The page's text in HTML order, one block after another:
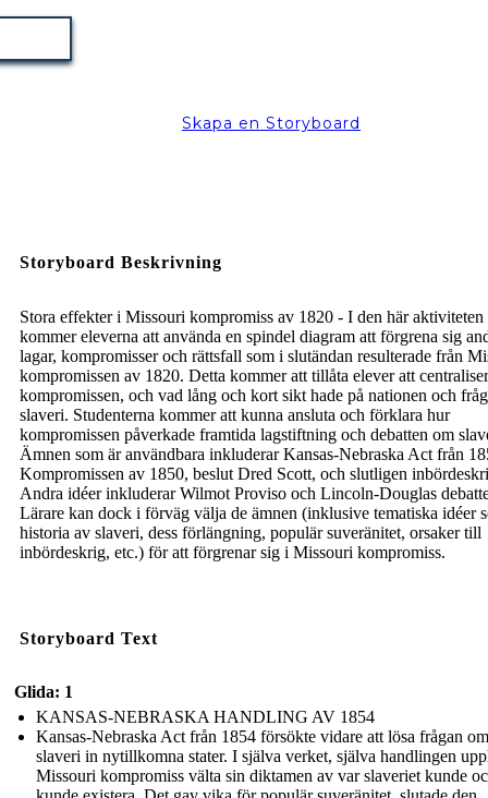
Skapa en Storyboard
Storyboard Beskrivning
Stora effekter i Missouri kompromiss av 1820 - I den här aktiviteten
kommer eleverna att använda en spindel diagram att förgrena sig
lagar, kompromisser och rättsfall som i slutändan resulterade från
kompromissen av 1820. Detta kommer att tillåta elever att
kompromissen, och vad lång och kort sikt hade på nationen och
slaveri. Studenterna kommer att kunna ansluta och förklara hur
kompromissen påverkade framtida lagstiftning och debatten om
Ämnen som är användbara inkluderar Kansas-Nebraska Act från
Kompromissen av 1850, beslut Dred Scott, och slutligen
Andra idéer inkluderar Wilmot Proviso och Lincoln-Douglas
Lärare kan dock i förväg välja de ämnen (inklusive tematiska idéer
historia av slaveri, dess förlängning, populär suveränitet, orsaker till
inbördeskrig, etc.) för att förgrenar sig i Missouri kompromiss.
Storyboard Text
Glida: 1
KANSAS-NEBRASKA HANDLING AV 1854
Kansas-Nebraska Act från 1854 försökte vidare att lösa frågan om
slaveri in nytillkomna stater. I själva verket, själva handlingen
Missouri kompromiss välta sin diktamen av var slaveriet kunde